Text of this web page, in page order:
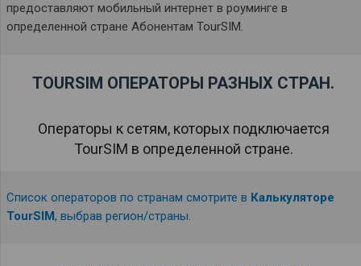
предоставляют мобильный интернет в роуминге в
определенной стране Абонентам TourSIM.
TOURSIM ОПЕРАТОРЫ РАЗНЫХ СТРАН.
Операторы к сетям, которых подключается
TourSIM в определенной стране.
Список операторов по странам смотрите в Калькуляторе
TourSIM, выбрав регион/страны.